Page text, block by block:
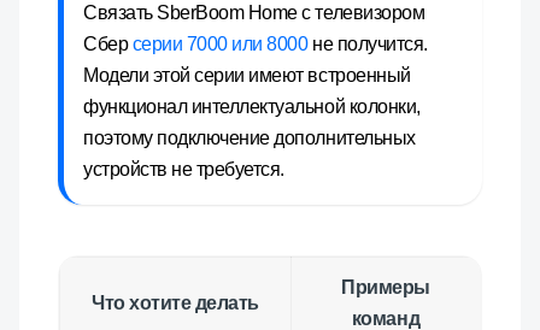
Связать SberBoom Homeс телевизором
Сберсерии 7000 или 8000не получится.
Модели этой серии имеют встроенный
функционал интеллектуальной колонки,
поэтому подключение дополнительных
устройств не требуется.
Что хотите делать
Примеры
команд